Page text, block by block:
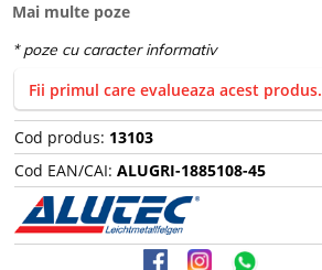
Mai multe poze
Fii primul care evalueaza acest produs.
Cod produs: 13103
Cod EAN/CAI: ALUGRI-1885108-45